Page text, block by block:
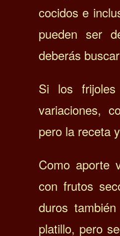
cocidos e
pueden ser
deberás
Si los frijoles
variaciones,
pero la receta
Como aporte
con frutos
duros
platillo, pero